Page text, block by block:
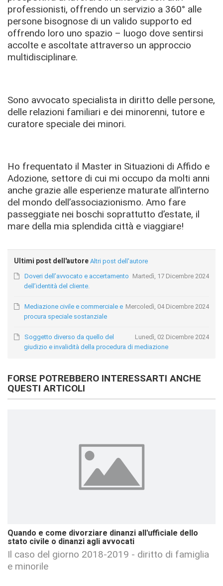
professionisti, offrendo un servizio a 360° alle
persone bisognose di un valido supporto ed
offrendo loro uno spazio – luogo dove sentirsi
accolte e ascoltate attraverso un approccio
multidisciplinare.
Sono avvocato specialista in diritto delle persone,
delle relazioni familiari e dei minorenni, tutore e
curatore speciale dei minori.
Ho frequentato il Master in Situazioni di Affido e
Adozione, settore di cui mi occupo da molti anni
anche grazie alle esperienze maturate all’interno
del mondo dell’associazionismo. Amo fare
passeggiate nei boschi soprattutto d’estate, il
mare della mia splendida città e viaggiare!
Ultimi post dell'autore Altri post dell'autore
Martedì, 17 Dicembre 2024
Doveri dell’avvocato e accertamento
dell’identità del cliente.
Mercoledì, 04 Dicembre 2024
Mediazione civile e commerciale e
procura speciale sostanziale
Lunedì, 02 Dicembre 2024
Soggetto diverso da quello del
giudizio e invalidità della procedura di mediazione
FORSE POTREBBERO INTERESSARTI ANCHE
QUESTI ARTICOLI
Quando e come divorziare dinanzi all'ufficiale dello
stato civile o dinanzi agli avvocati
Il caso del giorno 2018-2019 - diritto di famiglia
e minorile